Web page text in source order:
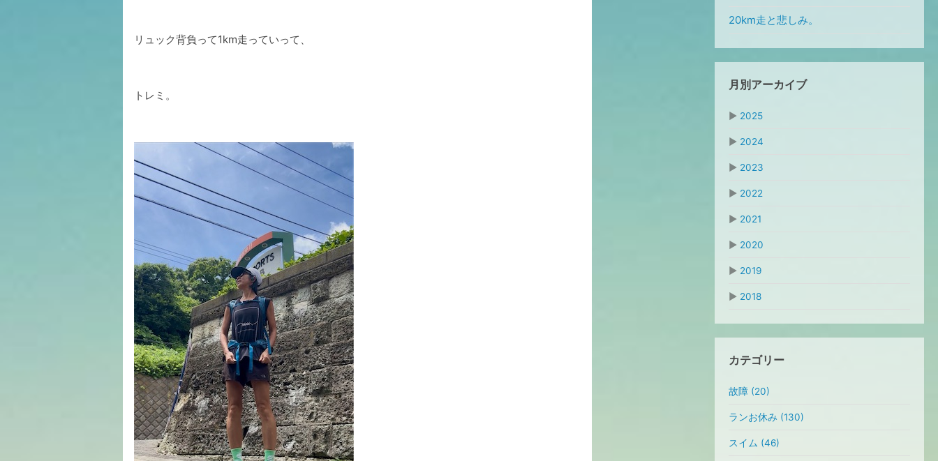
リュック背負って1km走っていって、
トレミ。
20km走と悲しみ。
月別アーカイブ
▶ 2025
▶ 2024
▶ 2023
▶ 2022
▶ 2021
▶ 2020
▶ 2019
▶ 2018
カテゴリー
故障 (20)
ランお休み (130)
スイム (46)